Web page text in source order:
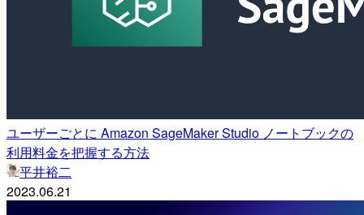
ユーザーごとに Amazon SageMaker Studio ノートブックの
利用料金を把握する方法
平井裕二
2023.06.21